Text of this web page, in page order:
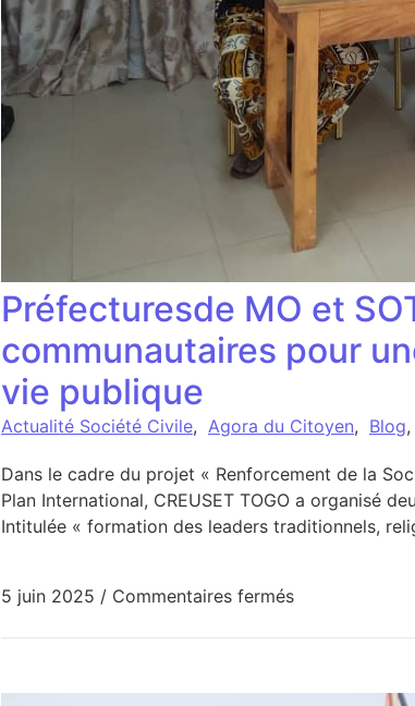
Préfecturesde MO et
communautaires pour
vie publique
Actualité Société Civile, Agora du Citoyen, Blog,
Dans le cadre du projet « Renforcement de la
Plan International, CREUSET TOGO a organisé
Intitulée « formation des leaders traditionnels,
5 juin 2025 / Commentaires ferméssur